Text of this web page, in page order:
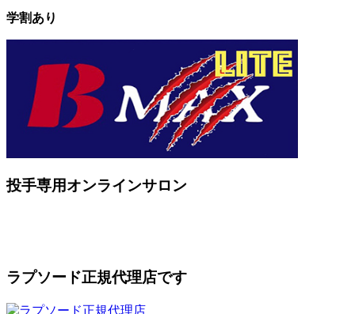
学割あり
投手専用オンラインサロン
ラプソード正規代理店です